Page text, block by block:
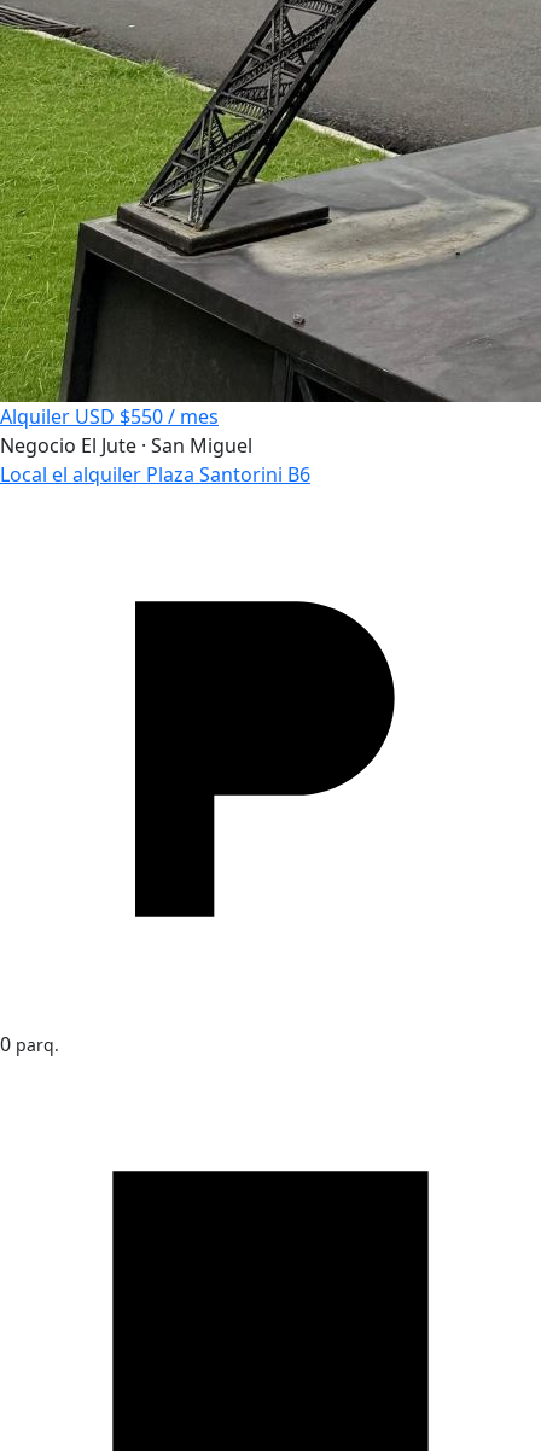
Alquiler USD $550 / mes
Negocio El Jute · San Miguel
Local el alquiler Plaza Santorini B6
0 parq.